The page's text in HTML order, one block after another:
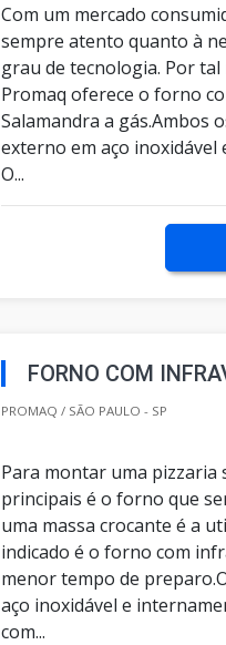
Com um mercado
sempre atento quanto à
grau de tecnologia. Por
Promaq oferece o forno
Salamandra a gás.Ambos
externo em aço
O...
FORNO COM
PROMAQ / SÃO PAULO - SP
Para montar uma pizzaria
principais é o forno que
uma massa crocante é a
indicado é o forno com
menor tempo de
aço inoxidável e
com...